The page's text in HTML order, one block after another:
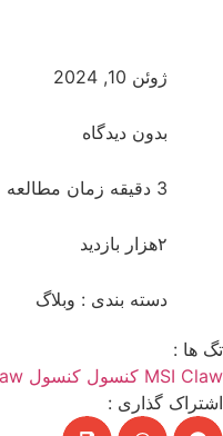
ژوئن 10, 2024
بدون دیدگاه
3 دقیقه زمان مطالعه
۲هزار بازدید
دسته بندی : وبلاگ
تگ ها :
MSI Claw کنسول کنسول MSI Claw
اشتراک گذاری :